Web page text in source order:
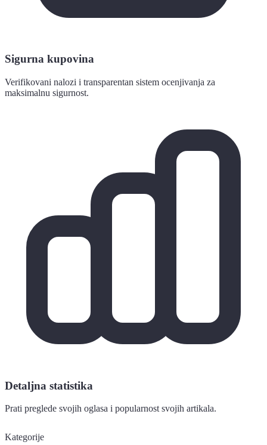
Sigurna kupovina
Verifikovani nalozi i transparentan sistem ocenjivanja za
maksimalnu sigurnost.
Detaljna statistika
Prati preglede svojih oglasa i popularnost svojih artikala.
Kategorije